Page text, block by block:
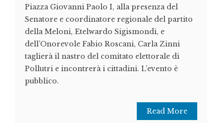
Piazza Giovanni Paolo I, alla presenza del
Senatore e coordinatore regionale del partito
della Meloni, Etelwardo Sigismondi, e
dell’Onorevole Fabio Roscani, Carla Zinni
taglierà il nastro del comitato elettorale di
Pollutri e incontrerà i cittadini. L’evento è
pubblico.
Read More